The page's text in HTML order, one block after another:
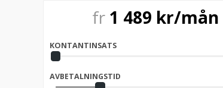
fr 1 489 kr/mån
KONTANTINSATS
AVBETALNINGSTID